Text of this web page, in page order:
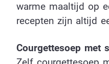
warme maaltijd op
recepten zijn altijd
Courgettesoep met